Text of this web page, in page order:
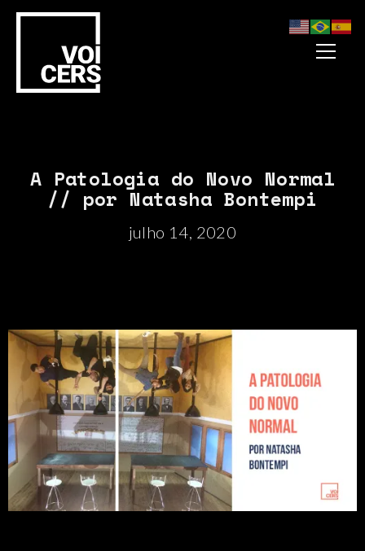
A Patologia do Novo Normal
// por Natasha Bontempi
julho 14, 2020